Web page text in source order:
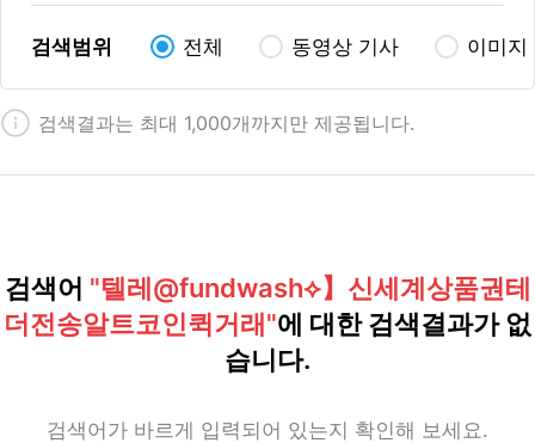
검색범위 전체 동영상 기사 이미지
검색결과는 최대 1,000개까지만 제공됩니다.
검색어 "텔레@fundwash⟡】신세계상품권테
더전송알트코인퀵거래"에 대한 검색결과가 없
습니다.
검색어가 바르게 입력되어 있는지 확인해 보세요.